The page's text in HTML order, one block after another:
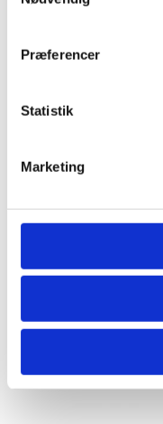
Præferencer
Statistik
Marketing